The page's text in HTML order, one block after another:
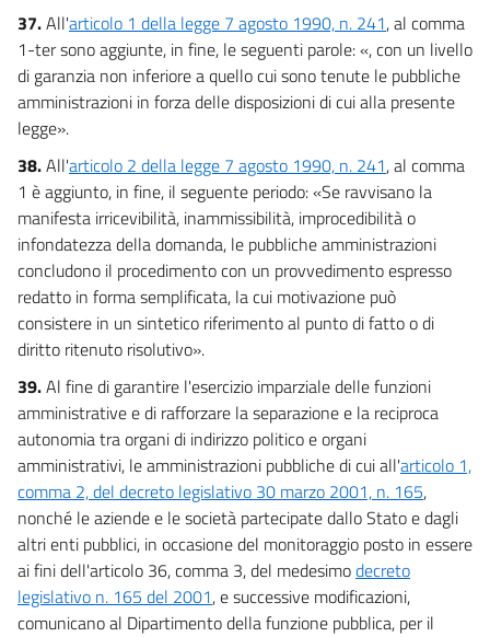
37.All'articolo 1 della legge 7 agosto 1990, n. 241, al comma
1-ter sono aggiunte, in fine, le seguenti parole: «, con un livello
di garanzia non inferiore a quello cui sono tenute le pubbliche
amministrazioni in forza delle disposizioni di cui alla presente
legge».
38.All'articolo 2 della legge 7 agosto 1990, n. 241, al comma
1 è aggiunto, in fine, il seguente periodo: «Se ravvisano la
manifesta irricevibilità, inammissibilità, improcedibilità o
infondatezza della domanda, le pubbliche amministrazioni
concludono il procedimento con un provvedimento espresso
redatto in forma semplificata, la cui motivazione può
consistere in un sintetico riferimento al punto di fatto o di
diritto ritenuto risolutivo».
39.Al fine di garantire l'esercizio imparziale delle funzioni
amministrative e di rafforzare la separazione e la reciproca
autonomia tra organi di indirizzo politico e organi
amministrativi, le amministrazioni pubbliche di cui all'articolo 1,
comma 2, del decreto legislativo 30 marzo 2001, n. 165,
nonché le aziende e le società partecipate dallo Stato e dagli
altri enti pubblici, in occasione del monitoraggio posto in essere
ai fini dell'articolo 36, comma 3, del medesimodecreto
legislativo n. 165 del 2001, e successive modificazioni,
comunicano al Dipartimento della funzione pubblica, per il